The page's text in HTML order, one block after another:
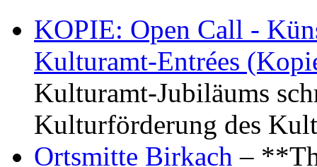
KOPIE: Open Call -
Kulturamt-Entrées
Kulturamt-Jubiläums
Kulturförderung des
Ortsmitte Birkach –